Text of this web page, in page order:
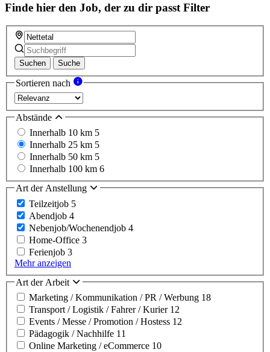
Finde hier den Job, der zu dir passt Filter
Suchen Suche
Sortieren nach
Abstände
Innerhalb 10 km 5
Innerhalb 25 km 5
Innerhalb 50 km 5
Innerhalb 100 km 6
Art der Anstellung
Teilzeitjob 5
Abendjob 4
Nebenjob/Wochenendjob 4
Home-Office 3
Ferienjob 3
Mehr anzeigen
Art der Arbeit
Marketing / Kommunikation / PR / Werbung 18
Transport / Logistik / Fahrer / Kurier 12
Events / Messe / Promotion / Hostess 12
Pädagogik / Nachhilfe 11
Online Marketing / eCommerce 10